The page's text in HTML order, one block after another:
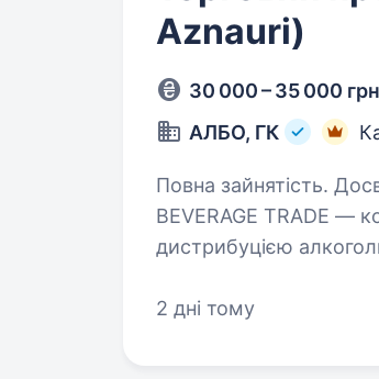
Aznauri)
30 000 – 35 000 грн
АЛБО, ГК
Повна зайнятість. Досвід роботи
BEVERAGE TRADE —
дистрибуцією
На ринку…
2 дні тому